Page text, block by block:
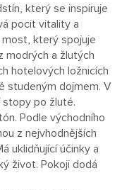
který se inspiruje
pocit vitality a
most, který spojuje
modrých a žlutých
hotelových ložnicích
studeným dojmem. V
stopy po žluté.
Podle východního
z nejvhodnějších
uklidňující účinky a
život. Pokoji dodá